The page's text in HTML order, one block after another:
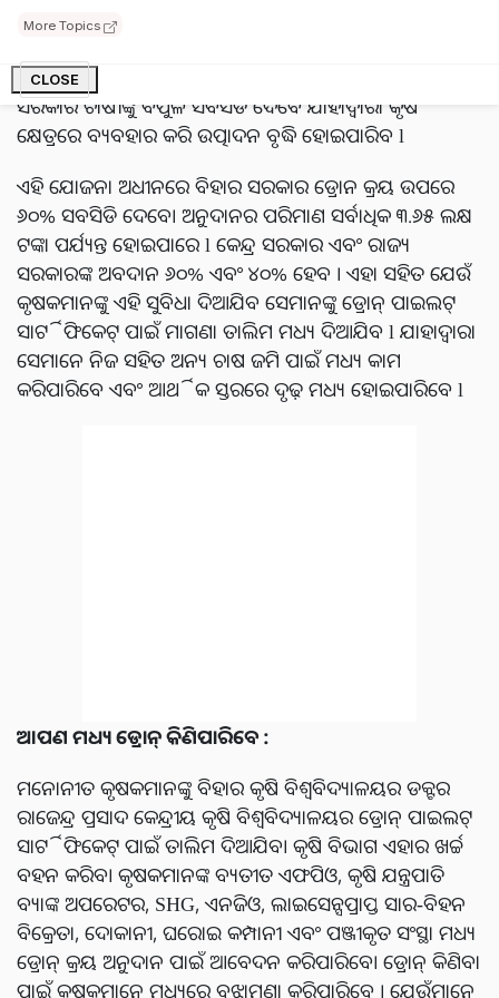
More Topics
CLOSE
ସରକାର ଗୁରୁତ୍ୱପୂର୍ଣ୍ଣ ପଦକ୍ଷେପ ନେଇଛନ୍ତି। ଡ୍ରୋନ୍ କିଣିବା ଉପରେ
ସରକାର ଚାଷୀଙ୍କୁ ବିପୁଳ ସବସିଡି ଦେବେ ଯାହାଦ୍ୱାରା କୃଷି
କ୍ଷେତ୍ରରେ ବ୍ୟବହାର କରି ଉତ୍ପାଦନ ବୃଦ୍ଧି ହୋଇପାରିବ l
ଏହି ଯୋଜନା ଅଧୀନରେ ବିହାର ସରକାର ଡ୍ରୋନ କ୍ରୟ ଉପରେ
୬୦% ସବସିଡି ଦେବେ। ଅନୁଦାନର ପରିମାଣ ସର୍ବାଧିକ ୩.୬୫ ଲକ୍ଷ
ଟଙ୍କା ପର୍ଯ୍ୟନ୍ତ ହୋଇପାରେ l କେନ୍ଦ୍ର ସରକାର ଏବଂ ରାଜ୍ୟ
ସରକାରଙ୍କ ଅବଦାନ ୬୦% ଏବଂ ୪୦% ହେବ । ଏହା ସହିତ ଯେଉଁ
କୃଷକମାନଙ୍କୁ ଏହି ସୁବିଧା ଦିଆଯିବ ସେମାନଙ୍କୁ ଡ୍ରୋନ୍ ପାଇଲଟ୍
ସାର୍ଟିଫିକେଟ୍ ପାଇଁ ମାଗଣା ତାଲିମ ମଧ୍ୟ ଦିଆଯିବ l ଯାହାଦ୍ୱାରା
ସେମାନେ ନିଜ ସହିତ ଅନ୍ୟ ଚାଷ ଜମି ପାଇଁ ମଧ୍ୟ କାମ
କରିପାରିବେ ଏବଂ ଆର୍ଥିକ ସ୍ତରରେ ଦୃଢ଼ ମଧ୍ୟ ହୋଇପାରିବେ l
ଆପଣ ମଧ୍ୟ ଡ୍ରୋନ୍ କିଣିପାରିବେ :
ମନୋନୀତ କୃଷକମାନଙ୍କୁ ବିହାର କୃଷି ବିଶ୍ୱବିଦ୍ୟାଳୟର ଡକ୍ଟର
ରାଜେନ୍ଦ୍ର ପ୍ରସାଦ କେନ୍ଦ୍ରୀୟ କୃଷି ବିଶ୍ୱବିଦ୍ୟାଳୟର ଡ୍ରୋନ୍ ପାଇଲଟ୍
ସାର୍ଟିଫିକେଟ୍ ପାଇଁ ତାଲିମ ଦିଆଯିବ। କୃଷି ବିଭାଗ ଏହାର ଖର୍ଚ୍ଚ
ବହନ କରିବ। କୃଷକମାନଙ୍କ ବ୍ୟତୀତ ଏଫପିଓ, କୃଷି ଯନ୍ତ୍ରପାତି
ବ୍ୟାଙ୍କ ଅପରେଟର, SHG, ଏନଜିଓ, ଲାଇସେନ୍ସପ୍ରାପ୍ତ ସାର-ବିହନ
ବିକ୍ରେତା, ଦୋକାନୀ, ଘରୋଇ କମ୍ପାନୀ ଏବଂ ପଞ୍ଜୀକୃତ ସଂସ୍ଥା ମଧ୍ୟ
ଡ୍ରୋନ୍ କ୍ରୟ ଅନୁଦାନ ପାଇଁ ଆବେଦନ କରିପାରିବେ। ଡ୍ରୋନ୍ କିଣିବା
ପାଇଁ କୃଷକମାନେ ମଧ୍ୟରେ ବୁଝାମଣା କରିପାରିବେ । ଯେଉଁମାନେ